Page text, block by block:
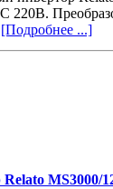
220В.
[Подробнее ...]
MS3000/